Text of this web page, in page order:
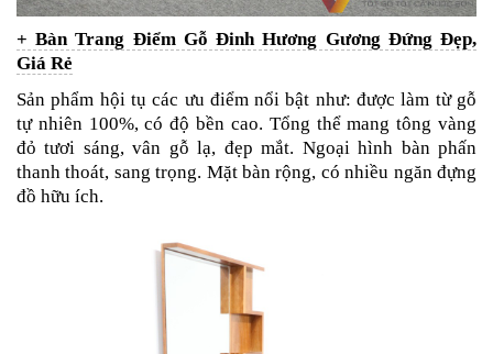
+ Bàn Trang Điểm Gỗ Đinh Hương Gương Đứng Đẹp,
Giá Rẻ
Sản phẩm hội tụ các ưu điểm nổi bật như: được làm từ gỗ
tự nhiên 100%, có độ bền cao. Tổng thể mang tông vàng
đỏ tươi sáng, vân gỗ lạ, đẹp mắt. Ngoại hình bàn phấn
thanh thoát, sang trọng. Mặt bàn rộng, có nhiều ngăn đựng
đồ hữu ích.